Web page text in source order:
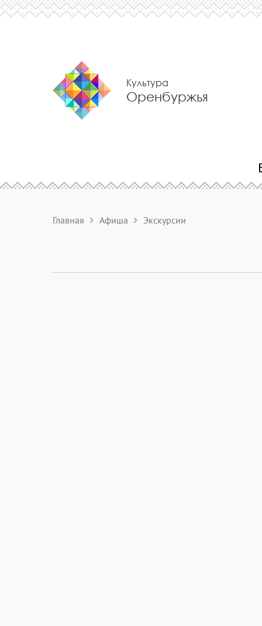
Культура
Оренбуржья
Главная Афиша Экскурсии